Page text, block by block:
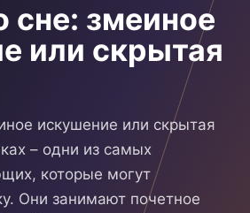
сне: змеиное
или скрытая
искушение или скрытая
– одни из самых
которые могут
Они занимают почетное